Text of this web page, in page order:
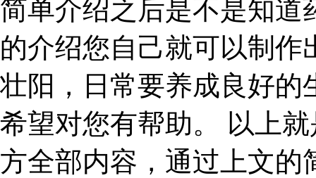
简单介绍之后是不是知道
的介绍您自己就可以制
壮阳，日常要养成良好的
希望对您有帮助。 以上
方全部内容，通过上文的